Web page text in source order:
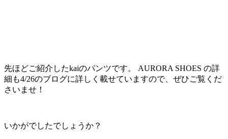
先ほどご紹介したkaiのパンツです。 AURORA SHOES の詳
細も4/26のブログに詳しく載せていますので、ぜひご覧くだ
さいませ！
いかがでしたでしょうか？